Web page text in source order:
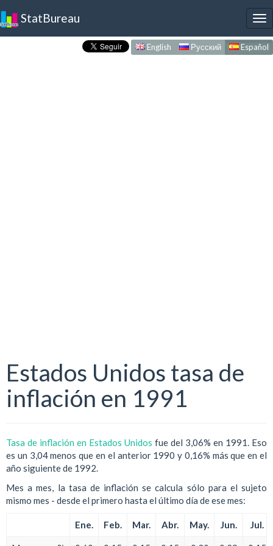
StatBureau
English Русский Español
Estados Unidos tasa de
inflación en 1991
Tasa de inflación en Estados Unidos fue del 3,06% en 1991. Eso
es un 3,04 menos que en el anterior 1990 y 0,16% más que en el
año siguiente de 1992.
Mes a mes, la tasa de inflación se calcula sólo para el sujeto
mismo mes - desde el primero hasta el último día de ese mes:
Ene. Feb. Mar. Abr. May. Jun. Jul.